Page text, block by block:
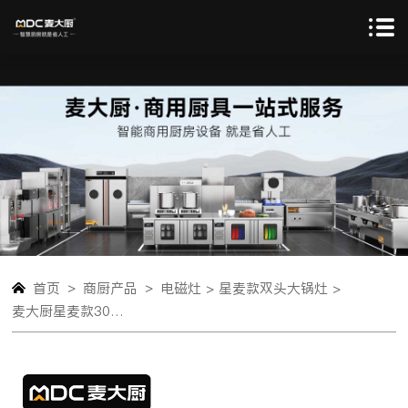
首页 > 商厨产品 > 电磁灶 > 星麦款双头大锅灶 >
麦大厨星麦款304材质电磁大炒炉双头大锅灶1000